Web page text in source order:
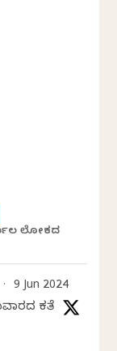
ಲೋಕದ
· 9 Jun 2024
ಕತೆ